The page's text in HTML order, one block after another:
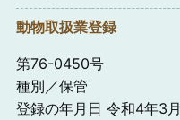
動物取扱業登録
第76-0450号
種別／保管
登録の年月日 令和4年3